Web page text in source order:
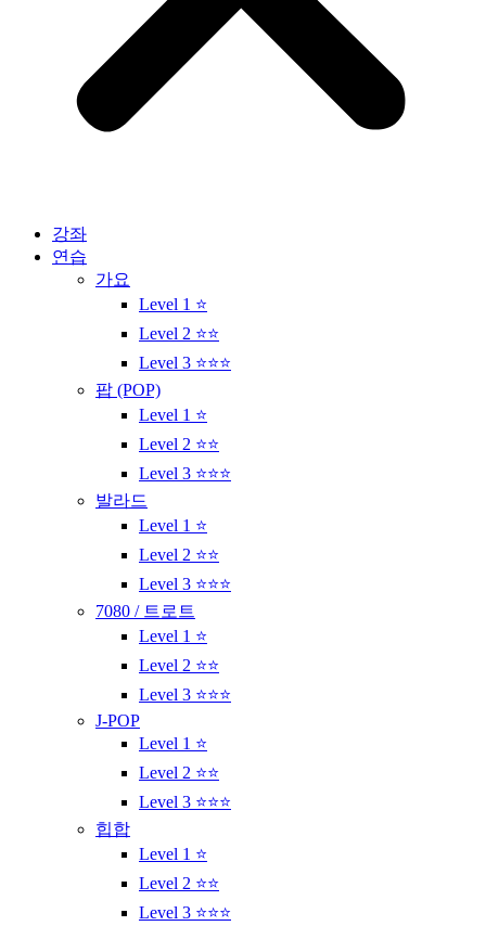
강좌
연습
가요
Level 1 ⭐
Level 2 ⭐⭐
Level 3 ⭐⭐⭐
팝 (POP)
Level 1 ⭐
Level 2 ⭐⭐
Level 3 ⭐⭐⭐
발라드
Level 1 ⭐
Level 2 ⭐⭐
Level 3 ⭐⭐⭐
7080 / 트로트
Level 1 ⭐
Level 2 ⭐⭐
Level 3 ⭐⭐⭐
J-POP
Level 1 ⭐
Level 2 ⭐⭐
Level 3 ⭐⭐⭐
힙합
Level 1 ⭐
Level 2 ⭐⭐
Level 3 ⭐⭐⭐